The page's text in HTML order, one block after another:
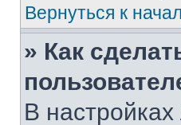
Вернуться к
» Как
В